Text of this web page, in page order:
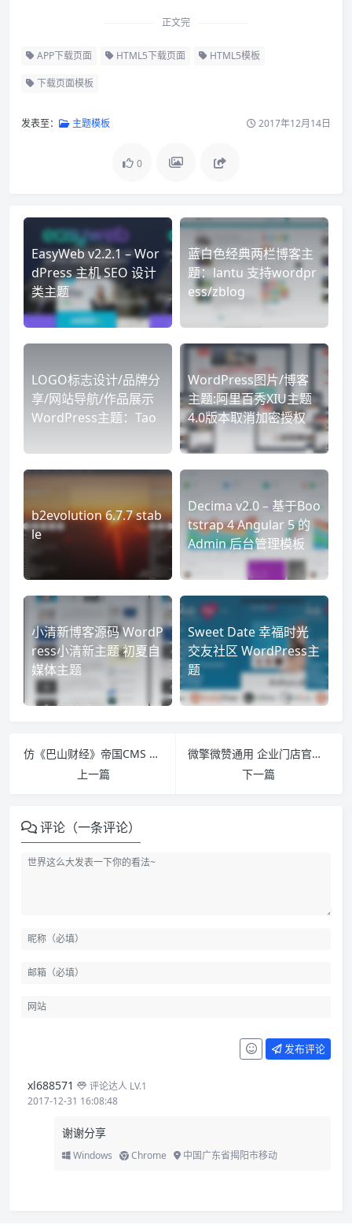
正文完
APP下载页面 HTML5下载页面 HTML5模板
下载页面模板
发表至： 主题模板 2017年12月14日
0
EasyWeb v2.2.1 – Wor
dPress 主机 SEO 设计
类主题
蓝白色经典两栏博客主
题：lantu 支持wordpr
ess/zblog
LOGO标志设计/品牌分
享/网站导航/作品展示
WordPress主题：Tao
WordPress图片/博客
主题:阿里百秀XIU主题
4.0版本取消加密授权
b2evolution 6.7.7 stab
le
Decima v2.0 – 基于Boo
tstrap 4 Angular 5 的
Admin 后台管理模板
小清新博客源码 WordP
ress小清新主题 初夏自
媒体主题
Sweet Date 幸福时光
交友社区 WordPress主
题
仿《巴山财经》帝国CMS 火车头采集 附带手机版 价值600元
上一篇
微擎微赞通用 企业门店官网DIY制作 V1.2.1 后台模块附带前端微信小程序
下一篇
评论（一条评论）
发布评论
xl688571
评论达人 LV.1
2017-12-31 16:08:48
谢谢分享
Windows Chrome 中国广东省揭阳市移动